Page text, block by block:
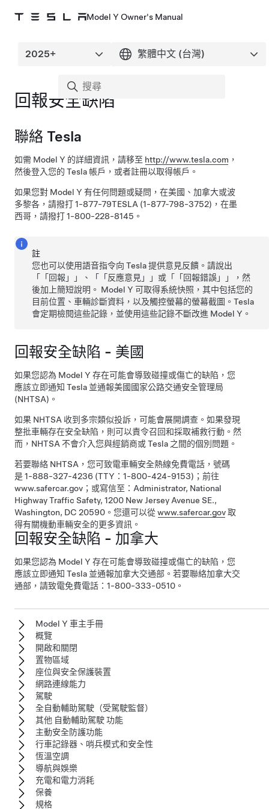
Model Y Owner's Manual
回報安全缺陷
聯絡 Tesla
如需 Model Y 的詳細資訊，請移至 http://www.tesla.com ，
然後登入您的 Tesla 帳戶，或者註冊以取得帳戶。
如果您對 Model Y 有任何問題或疑問，在美國、加拿大或波
多黎各，請撥打 1-877-79TESLA (1-877‑798-3752)，在墨
西哥，請撥打 1-800-228-8145。
註
您也可以使用語音指令向 Tesla 提供意見反饋。請說出
「
「回報」 」、「 「反應意見」 」或「 「回報錯誤」
」，然
後加上簡短說明。 Model Y 可取得系統快照，其中包括您的
目前位置、車輛診斷資料，以及觸控螢幕的螢幕截圖。Tesla
會定期檢閱這些記錄，並使用這些記錄不斷改進 Model Y 。
回報安全缺陷 - 美國
如果您認為 Model Y 存在可能會導致碰撞或傷亡的缺陷，您
應該立即通知 Tesla 並通報美國國家公路交通安全管理局
(NHTSA)。
如果 NHTSA 收到多宗類似投訴，可能會展開調查。如果發現
整批車輛存在安全缺陷，則可以責令召回和採取補救行動。然
而，NHTSA 不會介入您與經銷商或 Tesla 之間的個別問題。
若要聯絡 NHTSA，您可致電車輛安全熱線免費電話，號碼
是 1-888-327-4236 (TTY：1-800-424-9153)；前往
www.safercar.gov ；或寫信至：Administrator, National
Highway Traffic Safety, 1200 New Jersey Avenue SE.,
Washington, DC 20590。您還可以從www.safercar.gov取
得有關機動車輛安全的更多資訊。
回報安全缺陷 - 加拿大
如果您認為 Model Y 存在可能會導致碰撞或傷亡的缺陷，您
應該立即通知 Tesla 並通報加拿大交通部。若要聯絡加拿大交
通部，請致電免費電話：1-800-333-0510。
Model Y 車主手冊
概覽
開啟和關閉
置物區域
座位與安全保護裝置
網路連線能力
駕駛
全自動輔助駕駛（受駕駛監督）
其他 自動輔助駕駛 功能
主動安全防護功能
行車記錄器、哨兵模式和安全性
恆溫空調
導航與娛樂
充電和電力消耗
保養
規格